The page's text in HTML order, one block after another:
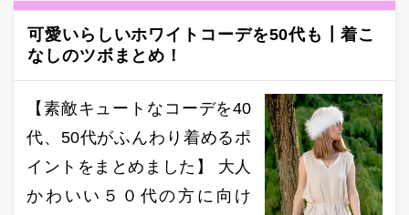
可愛いらしいホワイトコーデを50代も┃着こ
なしのツボまとめ！
【素敵キュートなコーデを40
代、50代がふんわり着めるポ
イントをまとめました】 大人
かわいい５０代の方に向け